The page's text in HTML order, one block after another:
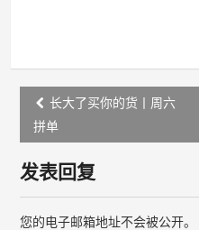
Post
navigation
长大了买你的货丨周六
拼单
发表回复
您的电子邮箱地址不会被公开。